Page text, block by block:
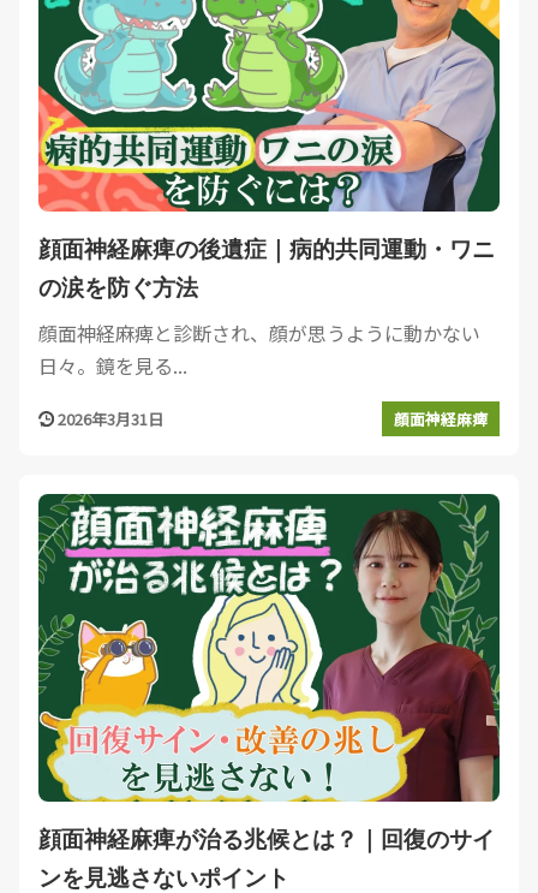
顔面神経麻痺の後遺症｜病的共同運動・ワニ
の涙を防ぐ方法
顔面神経麻痺と診断され、顔が思うように動かない
日々。鏡を見る...
2026年3月31日 顔面神経麻痺
顔面神経麻痺が治る兆候とは？｜回復のサイ
ンを見逃さないポイント